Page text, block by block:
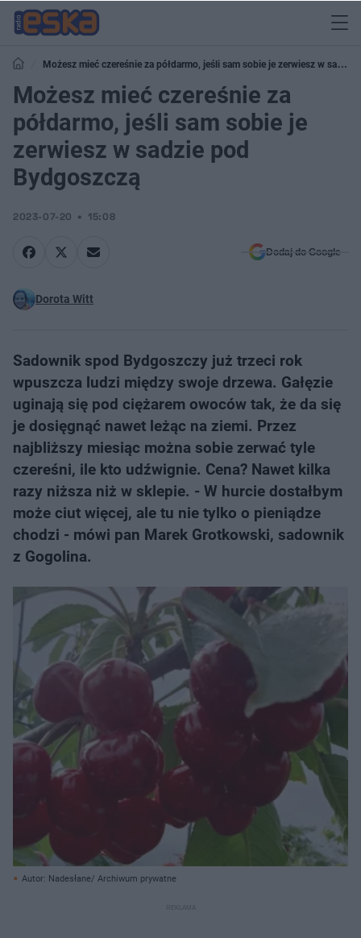
Możesz mieć czereśnie za półdarmo, jeśli sam sobie je zerwiesz w sadzie
pod Bydgoszczą
Możesz mieć czereśnie za
półdarmo, jeśli sam sobie je
zerwiesz w sadzie pod
Bydgoszczą
2023-07-20 15:08
Dodaj do Google
Dorota Witt
Sadownik spod Bydgoszczy już trzeci rok
wpuszcza ludzi między swoje drzewa. Gałęzie
uginają się pod ciężarem owoców tak, że da się
je dosięgnąć nawet leżąc na ziemi. Przez
najbliższy miesiąc można sobie zerwać tyle
czereśni, ile kto udźwignie. Cena? Nawet kilka
razy niższa niż w sklepie. - W hurcie dostałbym
może ciut więcej, ale tu nie tylko o pieniądze
chodzi - mówi pan Marek Grotkowski, sadownik
z Gogolina.
Autor: Nadesłane/ Archiwum prywatne